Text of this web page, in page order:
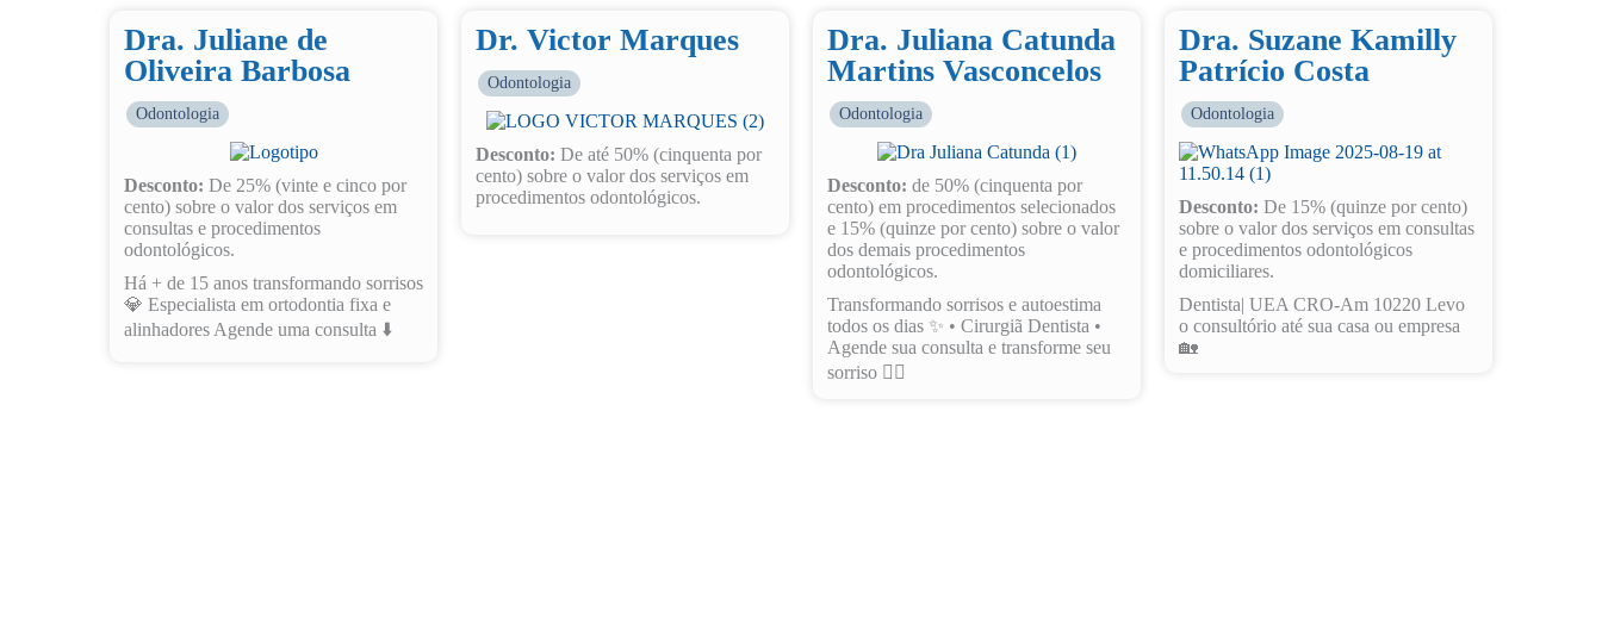
Dra. Juliane de
Oliveira Barbosa
Odontologia
Desconto: De 25% (vinte e cinco por
cento) sobre o valor dos serviços em
consultas e procedimentos
odontológicos.
Há + de 15 anos transformando sorrisos
💎 Especialista em ortodontia fixa e
alinhadores Agende uma consulta ⬇️
Dr. Victor Marques
Odontologia
Desconto: De até 50% (cinquenta por
cento) sobre o valor dos serviços em
procedimentos odontológicos.
Dra. Juliana Catunda
Martins Vasconcelos
Odontologia
Desconto: de 50% (cinquenta por
cento) em procedimentos selecionados
e 15% (quinze por cento) sobre o valor
dos demais procedimentos
odontológicos.
Transformando sorrisos e autoestima
todos os dias ✨ • Cirurgiã Dentista •
Agende sua consulta e transforme seu
sorriso 👇🏻
Dra. Suzane Kamilly
Patrício Costa
Odontologia
Desconto: De 15% (quinze por cento)
sobre o valor dos serviços em consultas
e procedimentos odontológicos
domiciliares.
Dentista| UEA CRO-Am 10220 Levo
o consultório até sua casa ou empresa
🏡